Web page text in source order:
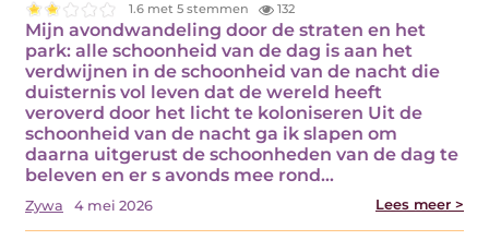
1.6 met 5 stemmen 132
Mijn avondwandeling door de straten en het
park: alle schoonheid van de dag is aan het
verdwijnen in de schoonheid van de nacht die
duisternis vol leven dat de wereld heeft
veroverd door het licht te koloniseren Uit de
schoonheid van de nacht ga ik slapen om
daarna uitgerust de schoonheden van de dag te
beleven en er s avonds mee rond…
Zywa 4 mei 2026 Lees meer >